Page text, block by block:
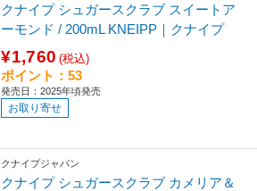
クナイプ シュガースクラブ スイートア
ーモンド / 200mL KNEIPP｜クナイプ
¥1,760 (税込)
ポイント：53
発売日：2025年頃発売
お取り寄せ
クナイプジャパン
クナイプ シュガースクラブ カメリア＆